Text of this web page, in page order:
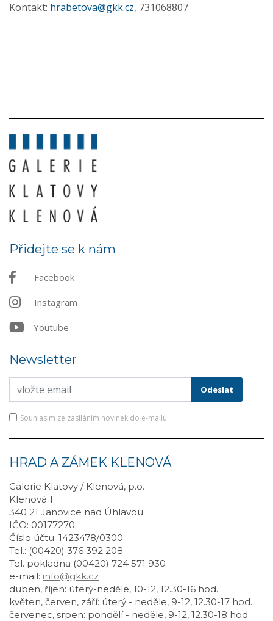
Kontakt: hrabetova@gkk.cz, 731068807
Přidejte se k nám
Facebook
Instagram
Youtube
Newsletter
Souhlasím ze zasíláním novinek do e-mailu
HRAD A ZÁMEK KLENOVÁ
Galerie Klatovy / Klenová, p.o.
Klenová 1
340 21 Janovice nad Úhlavou
IČO: 00177270
Číslo účtu: 1423478/0300
Tel.: (00420) 376 392 208
Tel. pokladna (00420) 724 571 930
e-mail: info@gkk.cz
duben, říjen: úterý-neděle, 10-12, 12.30-16 hod.
květen, červen, září: úterý - neděle, 9-12, 12.30-17 hod.
červenec, srpen: pondělí - neděle, 9-12, 12.30-18 hod.